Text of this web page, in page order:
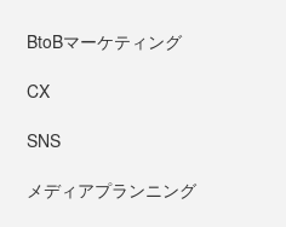
BtoBマーケティング
CX
SNS
メディアプランニング